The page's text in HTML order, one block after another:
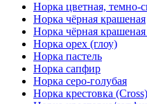
Норка цветная, темно-
Норка чёрная крашеная
Норка чёрная
Норка орех (глоу)
Норка пастель
Норка сапфир
Норка серо-голубая
Норка крестовка (Cross)